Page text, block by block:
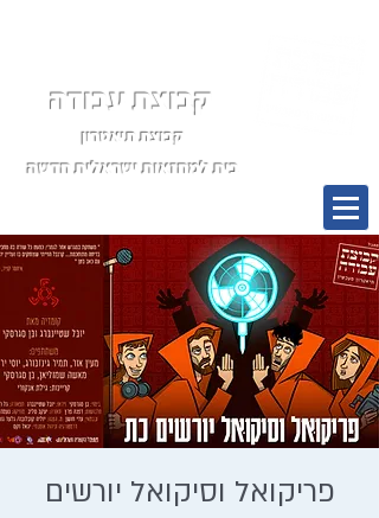
קבוצת עבודה
קבוצת תיאטרון
בית למחזאות ישראלית חדשה
תפריט
פריקואל וסיקואל יורשים